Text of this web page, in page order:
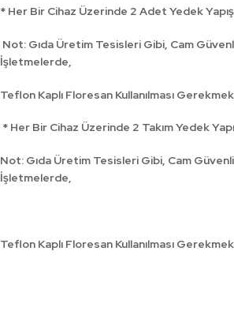
* Her Bir Cihaz Üzerinde 2 Adet Yedek
Not: Gıda Üretim Tesisleri Gibi, Cam
İşletmelerde,
Teflon Kaplı Floresan Kullanılması
* Her Bir Cihaz Üzerinde 2 Takım Yedek
Not: Gıda Üretim Tesisleri Gibi, Cam
İşletmelerde,
Teflon Kaplı Floresan Kullanılması